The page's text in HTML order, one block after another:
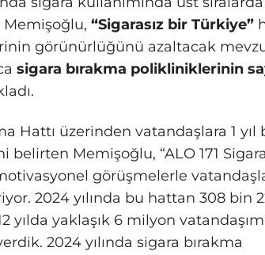
Memişoğlu, “Sigarasız bir Türkiye”
görünürlüğünü azaltacak
sigara bırakma polikliniklerinin
Hattı üzerinden vatandaşlara 1 yıl
Memişoğlu, “ALO 171
görüşmelerle
2024 yılında bu hattan 308 bin
yılda yaklaşık 6 milyon
2024 yılında sigara bırakma